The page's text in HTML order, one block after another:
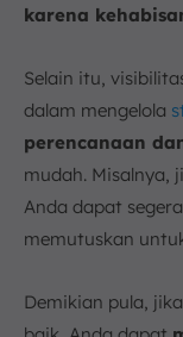
karena
Selain itu,
dalam mengelola
perencanaan
mudah. Misalnya,
Anda dapat
memutuskan
Demikian pula,